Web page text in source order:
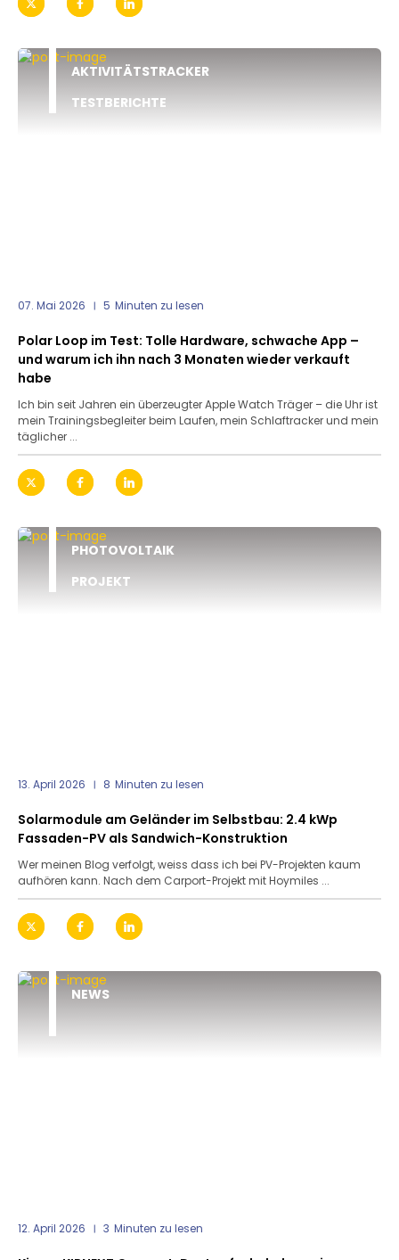
AKTIVITÄTSTRACKER
TESTBERICHTE
07. Mai 2026 5 Minuten zu lesen
Polar Loop im Test: Tolle Hardware, schwache App –
und warum ich ihn nach 3 Monaten wieder verkauft
habe
Ich bin seit Jahren ein überzeugter Apple Watch Träger – die Uhr ist
mein Trainingsbegleiter beim Laufen, mein Schlaftracker und mein
täglicher ...
PHOTOVOLTAIK
PROJEKT
13. April 2026 8 Minuten zu lesen
Solarmodule am Geländer im Selbstbau: 2.4 kWp
Fassaden-PV als Sandwich-Konstruktion
Wer meinen Blog verfolgt, weiss dass ich bei PV-Projekten kaum
aufhören kann. Nach dem Carport-Projekt mit Hoymiles ...
NEWS
12. April 2026 3 Minuten zu lesen